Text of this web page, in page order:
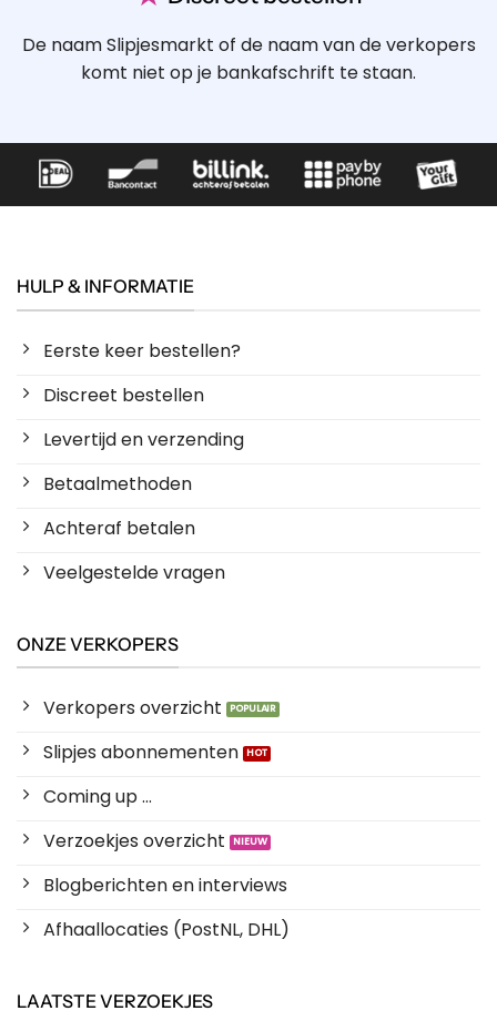
De naam Slipjesmarkt of de naam van de verkopers
komt niet op je bankafschrift te staan.
HULP & INFORMATIE
Eerste keer bestellen?
Discreet bestellen
Levertijd en verzending
Betaalmethoden
Achteraf betalen
Veelgestelde vragen
ONZE VERKOPERS
Verkopers overzicht
Slipjes abonnementen
Coming up ...
Verzoekjes overzicht
Blogberichten en interviews
Afhaallocaties (PostNL, DHL)
LAATSTE VERZOEKJES